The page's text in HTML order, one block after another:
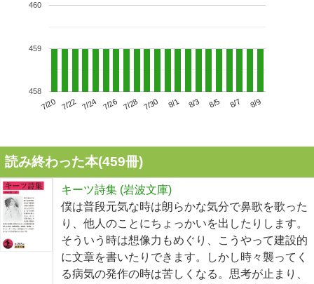
7/20 7/22 7/24 7/26 7/28 7/30 8/1 8/3 8/5 8/7 8/9
458
459
460
読み終わった本(459冊)
キーツ詩集 (岩波文庫)
僕は普段元気な時は朗らかな気分で鼻歌を歌った
り、他人のことにちょっかいを出したりします。
そういう時は想像力もめぐり、こうやって建設的
に文章を書いたりできます。しかし時々襲ってく
る病気の発作の時は苦しくなる。思考が止まり、